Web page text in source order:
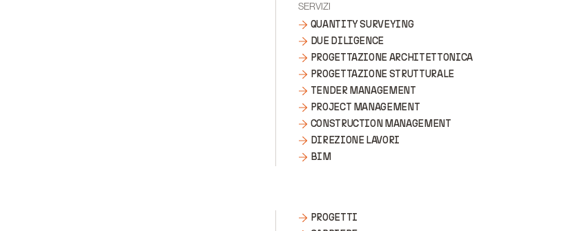
SERVIZI
QUANTITY SURVEYING
DUE DILIGENCE
PROGETTAZIONE ARCHITETTONICA
PROGETTAZIONE STRUTTURALE
TENDER MANAGEMENT
PROJECT MANAGEMENT
CONSTRUCTION MANAGEMENT
DIREZIONE LAVORI
BIM
PROGETTI